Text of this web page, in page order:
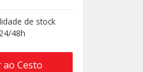
de stock
48h
Cesto